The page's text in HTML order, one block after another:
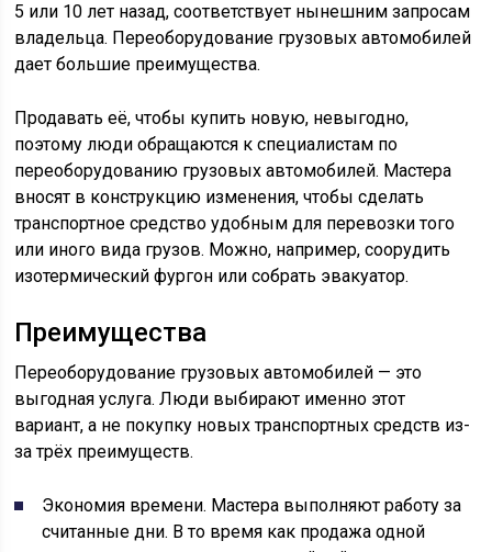
5 или 10 лет назад, соответствует нынешним запросам
владельца. Переоборудование грузовых автомобилей
дает большие преимущества.
Продавать её, чтобы купить новую, невыгодно,
поэтому люди обращаются к специалистам по
переоборудованию грузовых автомобилей. Мастера
вносят в конструкцию изменения, чтобы сделать
транспортное средство удобным для перевозки того
или иного вида грузов. Можно, например, соорудить
изотермический фургон или собрать эвакуатор.
Преимущества
Переоборудование грузовых автомобилей — это
выгодная услуга. Люди выбирают именно этот
вариант, а не покупку новых транспортных средств из-
за трёх преимуществ.
Экономия времени. Мастера выполняют работу за
считанные дни. В то время как продажа одной